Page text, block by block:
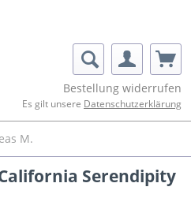
Bestellung widerrufen
Es gilt unsere Datenschutzerklärung
M.
Serendipity